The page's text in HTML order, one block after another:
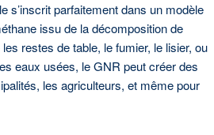
s’inscrit parfaitement dans un modèle
issu de la décomposition de
restes de table, le fumier, le lisier, ou
eaux usées, le GNR peut créer des
les agriculteurs, et même pour